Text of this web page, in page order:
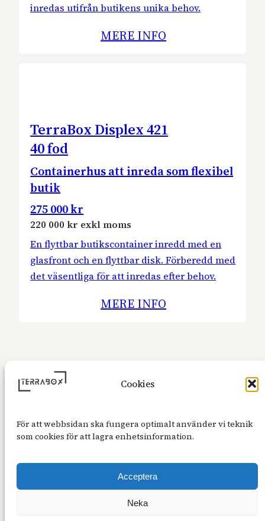
Cookies
För att webbsidan ska fungera optimalt använder vi teknik
som cookies för att lagra enhetsinformation.
Acceptera
Neka
inredas utifrån butikens unika behov.
MERE INFO
TerraBox Displex 421
40 fod
Containerhus att inreda som flexibel
butik
275 000 kr
220 000 kr exkl moms
En flyttbar butikscontainer inredd med en
glasfront och en flyttbar disk. Förberedd med
det väsentliga för att inredas efter behov.
MERE INFO
Alla priser är inklusive 25% moms